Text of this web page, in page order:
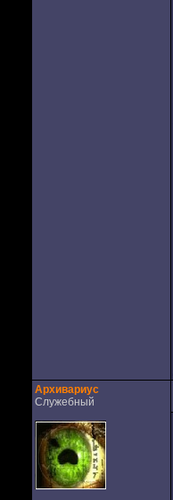
Архивариус
Служебный